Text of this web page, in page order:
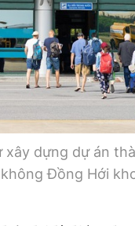
giao thông
chuyện giao
kính xây dựng
trí - Thể thao
dựng dự án
Đồng Hới